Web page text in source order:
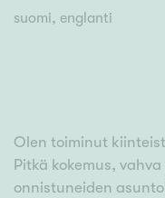
suomi, englanti
Olen toiminut
Pitkä kokemus,
onnistuneiden